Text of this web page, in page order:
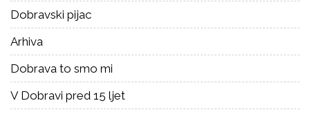
Dobravski pijac
Arhiva
Dobrava to smo mi
V Dobravi pred 15 ljet